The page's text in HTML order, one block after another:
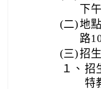
下
(二)地
路
(三)招
１、 招
特